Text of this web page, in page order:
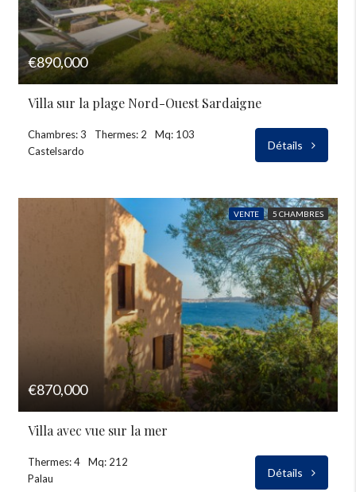
€890,000
Villa sur la plage Nord-Ouest Sardaigne
Chambres: 3 Thermes: 2
Mq: 103
Castelsardo
Détails
VENTE 5 CHAMBRES
€870,000
Villa avec vue sur la mer
Thermes: 4
Mq: 212
Palau
Détails